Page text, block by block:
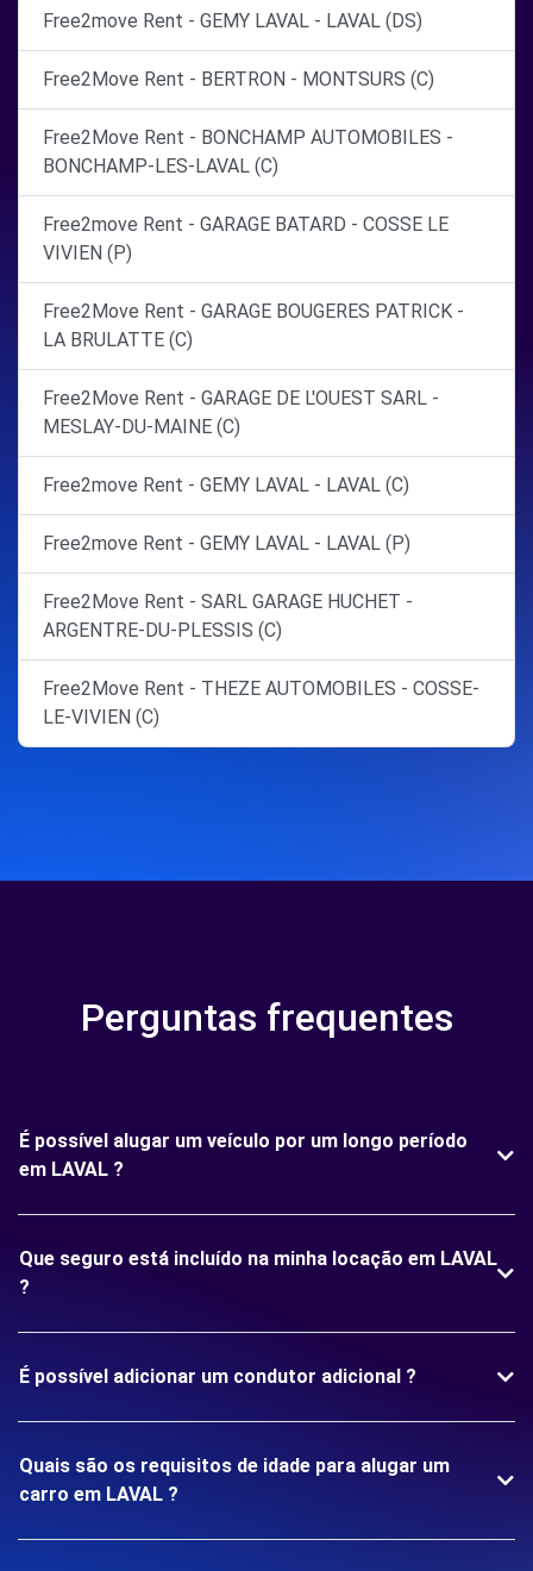
Free2move Rent - GEMY LAVAL - LAVAL (DS)
Free2Move Rent - BERTRON - MONTSURS (C)
Free2Move Rent - BONCHAMP AUTOMOBILES -
BONCHAMP-LES-LAVAL (C)
Free2move Rent - GARAGE BATARD - COSSE LE
VIVIEN (P)
Free2Move Rent - GARAGE BOUGERES PATRICK -
LA BRULATTE (C)
Free2Move Rent - GARAGE DE L'OUEST SARL -
MESLAY-DU-MAINE (C)
Free2move Rent - GEMY LAVAL - LAVAL (C)
Free2move Rent - GEMY LAVAL - LAVAL (P)
Free2Move Rent - SARL GARAGE HUCHET -
ARGENTRE-DU-PLESSIS (C)
Free2Move Rent - THEZE AUTOMOBILES - COSSE-
LE-VIVIEN (C)
Perguntas frequentes
É possível alugar um veículo por um longo período
em LAVAL ?
Que seguro está incluído na minha locação em LAVAL
?
É possível adicionar um condutor adicional ?
Quais são os requisitos de idade para alugar um
carro em LAVAL ?